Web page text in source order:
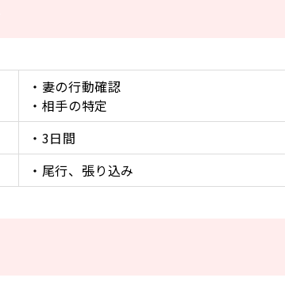
・妻の行動確認
・相手の特定
・3日間
・尾行、張り込み